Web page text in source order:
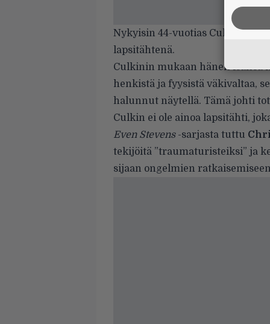
Nykyisin 44-vuotias Culkin on
lapsitähtenä.
Culkinin mukaan hänen isänsä
henkistä ja fyysistä väkivaltaa,
halunnut näytellä. Tämä johti
Culkin ei ole ainoa lapsitähti,
Even Stevens -sarjasta tuttu
tekijöitä ”traumaturisteiksi” ja
sijaan ongelmien